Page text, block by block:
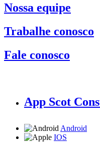
Nossa equipe
Trabalhe conosco
Fale conosco
App Scot
Android
IOS